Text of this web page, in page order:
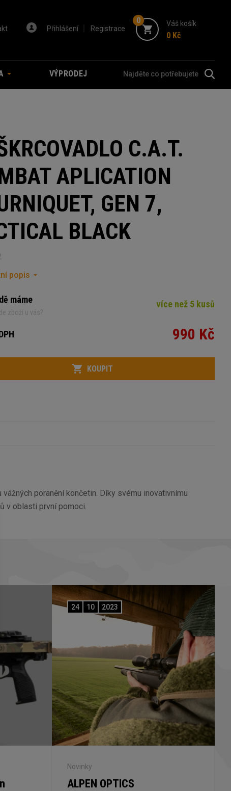
Přihlášení Registrace
0 Váš košík
0 Kč
VÝPRODEJ
C.A.T.
APLICATION
GEN 7,
BLACK
popis
máme
zboží u vás?
více než 5 kusů
990 Kč
KOUPIT
poranění končetin. Díky svému inovativnímu
v oblasti první pomoci.
24 10 2023
Novinky
ALPEN OPTICS